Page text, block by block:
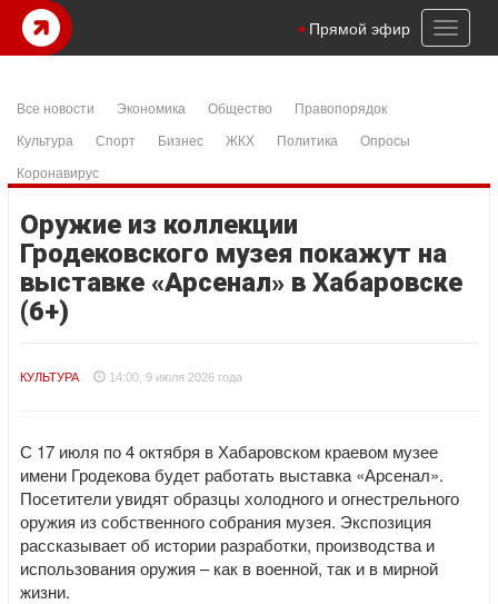
Toggle
Прямой эфир
Все новости Экономика Общество
Правопорядок
Культура
Спорт Бизнес ЖКХ Политика
Опросы
Коронавирус
Оружие из коллекции
Гродековского музея покажут на
выставке «Арсенал» в Хабаровске
(6+)
КУЛЬТУРА 14:00, 9 июля 2026 года
С 17 июля по 4 октября в Хабаровском краевом музее
имени Гродекова будет работать выставка «Арсенал».
Посетители увидят образцы холодного и огнестрельного
оружия из собственного собрания музея. Экспозиция
рассказывает об истории разработки, производства и
использования оружия – как в военной, так и в мирной
жизни.